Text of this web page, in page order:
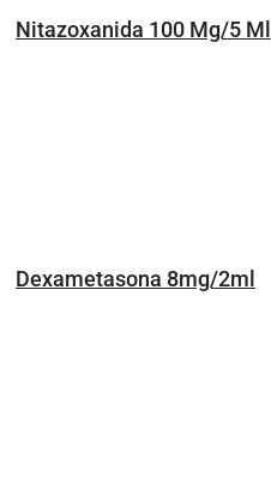
Nitazoxanida 100 Mg/5 Ml
Dexametasona 8mg/2ml